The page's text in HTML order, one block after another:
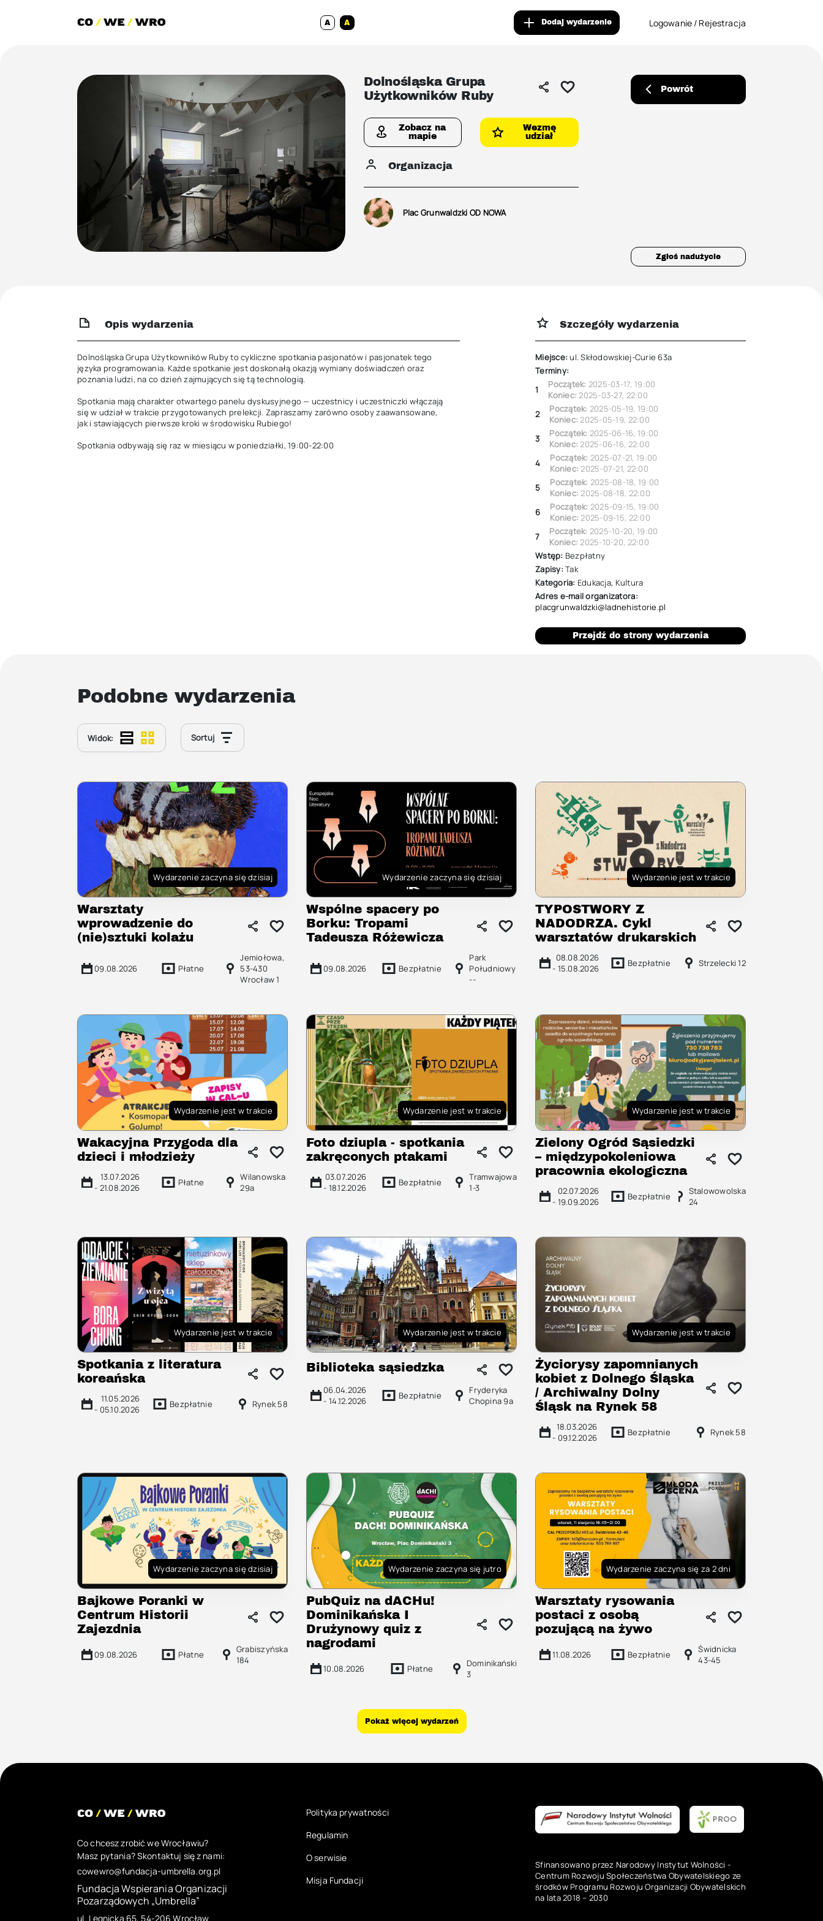
A A Dodaj wydarzenie Logowanie / Rejestracja
Dolnośląska Grupa
Użytkowników Ruby
Zobacz na
mapie
Wezmę
udział
Organizacja
Plac Grunwaldzki OD NOWA
Powrót
Zgłoś nadużycie
Opis wydarzenia
Dolnośląska Grupa Użytkowników Ruby to cykliczne spotkania pasjonatów i pasjonatek tego
języka programowania. Każde spotkanie jest doskonałą okazją wymiany doświadczeń oraz
poznania ludzi, na co dzień zajmujących się tą technologią.
Spotkania mają charakter otwartego panelu dyskusyjnego — uczestnicy i uczestniczki włączają
się w udział w trakcie przygotowanych prelekcji. Zapraszamy zarówno osoby zaawansowane,
jak i stawiających pierwsze kroki w środowisku Rubiego!
Spotkania odbywają się raz w miesiącu w poniedziałki, 19:00-22:00
Szczegóły wydarzenia
Miejsce:ul. Skłodowskiej-Curie 63a
Terminy:
1
Początek: 2025-03-17, 19:00
Koniec:2025-03-27, 22:00
2
Początek: 2025-05-19, 19:00
Koniec:2025-05-19, 22:00
3
Początek: 2025-06-16, 19:00
Koniec:2025-06-16, 22:00
4
Początek: 2025-07-21, 19:00
Koniec:2025-07-21, 22:00
5
Początek: 2025-08-18, 19:00
Koniec:2025-08-18, 22:00
6
Początek: 2025-09-15, 19:00
Koniec:2025-09-15, 22:00
7
Początek: 2025-10-20, 19:00
Koniec:2025-10-20, 22:00
Wstęp: Bezpłatny
Zapisy:Tak
Kategoria: Edukacja, Kultura
Adres e-mail organizatora:
placgrunwaldzki@ladnehistorie.pl
Przejdź do strony wydarzenia
Podobne wydarzenia
Widok: Sortuj
Wydarzenie zaczyna się dzisiaj
Warsztaty
wprowadzenie do
(nie)sztuki kolażu
09.08.2026 Płatne
Jemiołowa,
53-430
Wrocław 1
Wydarzenie zaczyna się dzisiaj
Wspólne spacery po
Borku: Tropami
Tadeusza Różewicza
09.08.2026 Bezpłatnie
Park
Południowy
--
Wydarzenie jest w trakcie
TYPOSTWORY Z
NADODRZA. Cykl
warsztatów drukarskich
08.08.2026
- 15.08.2026 Bezpłatnie Strzelecki 12
Wydarzenie jest w trakcie
Wakacyjna Przygoda dla
dzieci i młodzieży
13.07.2026
- 21.08.2026 Płatne
Wilanowska
29a
Wydarzenie jest w trakcie
Foto dziupla - spotkania
zakręconych ptakami
03.07.2026
- 18.12.2026 Bezpłatnie
Tramwajowa
1-3
Wydarzenie jest w trakcie
Zielony Ogród Sąsiedzki
– międzypokoleniowa
pracownia ekologiczna
02.07.2026
- 19.09.2026 Bezpłatnie
Stalowowolska
24
Wydarzenie jest w trakcie
Spotkania z literatura
koreańska
11.05.2026
- 05.10.2026 Bezpłatnie Rynek 58
Wydarzenie jest w trakcie
Biblioteka sąsiedzka
06.04.2026
- 14.12.2026 Bezpłatnie
Fryderyka
Chopina 9a
Wydarzenie jest w trakcie
Życiorysy zapomnianych
kobiet z Dolnego Śląska
/ Archiwalny Dolny
Śląsk na Rynek 58
18.03.2026
- 09.12.2026 Bezpłatnie Rynek 58
Wydarzenie zaczyna się dzisiaj
Bajkowe Poranki w
Centrum Historii
Zajezdnia
09.08.2026 Płatne
Grabiszyńska
184
Wydarzenie zaczyna się jutro
PubQuiz na dACHu!
Dominikańska I
Drużynowy quiz z
nagrodami
10.08.2026 Płatne
Dominikański
3
Wydarzenie zaczyna się za 2 dni
Warsztaty rysowania
postaci z osobą
pozującą na żywo
11.08.2026 Bezpłatnie
Świdnicka
43-45
Pokaż więcej wydarzeń
Co chcesz zrobić we Wrocławiu?
Masz pytania? Skontaktuj się z nami:
cowewro@fundacja-umbrella.org.pl
Fundacja Wspierania Organizacji
Pozarządowych „Umbrella”
ul. Legnicka 65, 54-206 Wrocław
Polityka prywatności
Regulamin
O serwisie
Misja Fundacji
Sfinansowano przez Narodowy Instytut Wolności -
Centrum Rozwoju Społeczeństwa Obywatelskiego ze
środków Programu Rozwoju Organizacji Obywatelskich
na lata 2018 – 2030